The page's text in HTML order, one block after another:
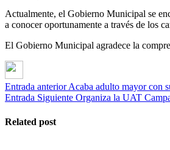
Actualmente, el Gobierno Municipal se
a conocer oportunamente a través de los
El Gobierno Municipal agradece la
Entrada anterior Acaba adulto mayor con
Entrada Siguiente Organiza la UAT
Related post